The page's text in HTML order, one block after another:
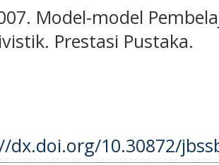
Model-model
Prestasi Pustaka.
dx.doi.org/10.30872/